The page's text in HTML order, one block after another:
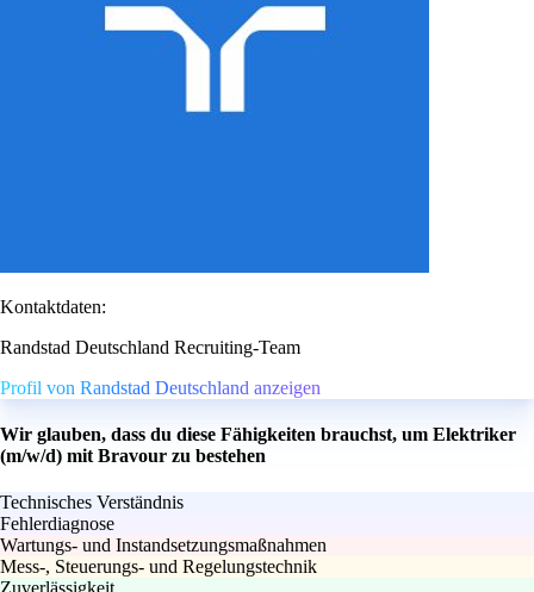
Kontaktdaten:
Randstad Deutschland Recruiting-Team
Profil von Randstad Deutschland anzeigen
Wir glauben, dass du diese Fähigkeiten brauchst, um Elektriker
(m/w/d) mit Bravour zu bestehen
Technisches Verständnis
Fehlerdiagnose
Wartungs- und Instandsetzungsmaßnahmen
Mess-, Steuerungs- und Regelungstechnik